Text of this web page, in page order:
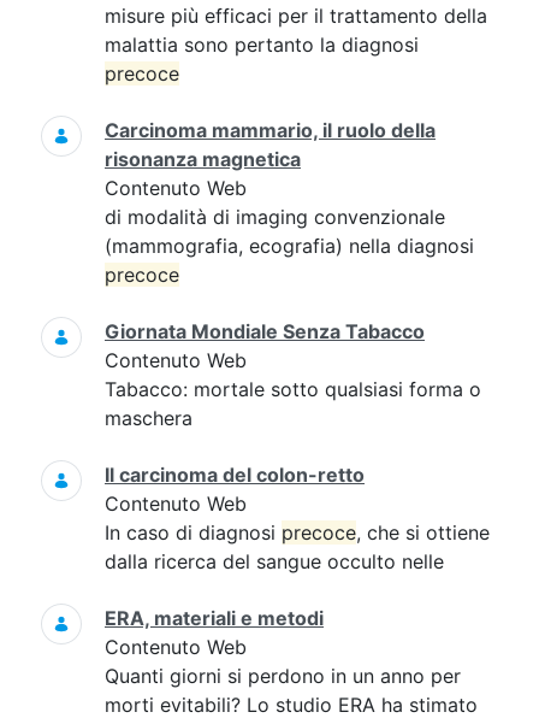
misure più efficaci per il trattamento della
malattia sono pertanto la diagnosi
precoce
Carcinoma mammario, il ruolo della
risonanza magnetica
Contenuto Web
di modalità di imaging convenzionale
(mammografia, ecografia) nella diagnosi
precoce
Giornata Mondiale Senza Tabacco
Contenuto Web
Tabacco: mortale sotto qualsiasi forma o
maschera
Il carcinoma del colon-retto
Contenuto Web
In caso di diagnosi precoce, che si ottiene
dalla ricerca del sangue occulto nelle
ERA, materiali e metodi
Contenuto Web
Quanti giorni si perdono in un anno per
morti evitabili? Lo studio ERA ha stimato